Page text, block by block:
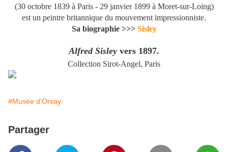
(30 octobre 1839à Paris - 29 janvier 1899à Moret-sur-Loing)
est un peintre britannique du mouvement impressionniste.
Sa biographie >>> Sisley
Alfred Sisley vers 1897.
Collection Sirot-Angel, Paris
#Musée d'Orsay
Partager